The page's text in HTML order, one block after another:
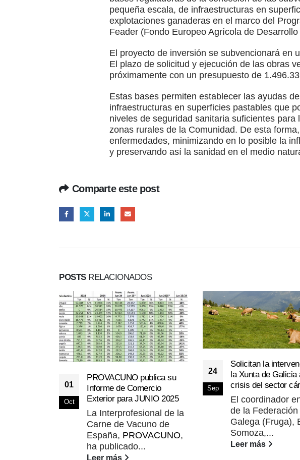
pequeña escala, de infraestructuras en
explotaciones ganaderas en el marco del
Feader (Fondo Europeo Agrícola de Desarrollo
El proyecto de inversión se subvencionará en
El plazo de solicitud y ejecución de las obras
próximamente con un presupuesto de
Estas bases permiten establecer las ayudas
infraestructuras en superficies pastables que
niveles de seguridad sanitaria suficientes
zonas rurales de la Comunidad. De esta
enfermedades, minimizando en lo posible la
y preservando así la sanidad en el medio
Comparte este post
POSTSRELACIONADOS
01
Oct
PROVACUNO publica su
Informe de Comercio
Exterior para JUNIO 2025
La Interprofesional de la
Carne de Vacuno de
España, PROVACUNO,
ha publicado...
Leer más
24
Sep
Solicitan la
la Xunta de Galicia
crisis del sector
El coordinador
de la Federación
Galega (Fruga),
Somoza,...
Leer más